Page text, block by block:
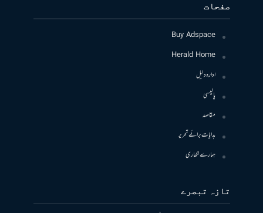
صفحات
Buy Adspace
Herald Home
ادارہ دلیل
پالیسی
مقاصد
ہدایات برائے تحریر
ہمارے لکھاری
تازہ تبصرے